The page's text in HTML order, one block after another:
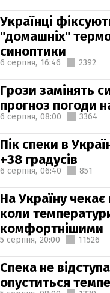
Українці
"домашніх"
синоптики
6 серпня, 16:46 2392
Грози замінять
прогноз погоди
6 серпня, 08:00 3364
Пік спеки в
+38 градусів
6 серпня, 06:40 851
На Україну
коли
комфортнішими
5 серпня, 20:00 11526
Спека не
опуститься